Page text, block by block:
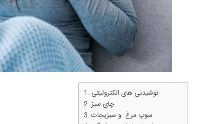
نوشیدنی های الکترولیتی
چای سبز
سوپ مرغ و سبزیجات